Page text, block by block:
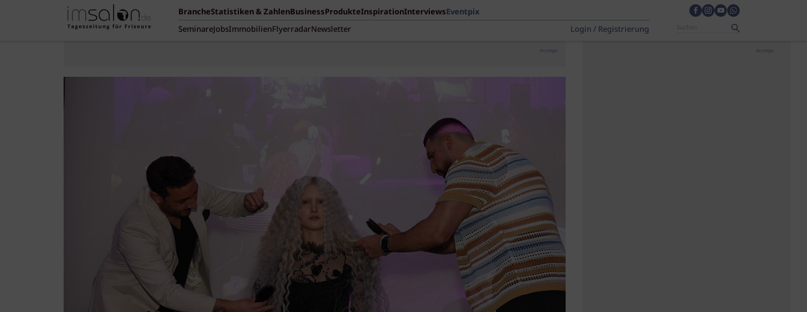
BrancheStatistiken & ZahlenBusinessProdukteInspirationInterviewsEventpix
SeminareJobsImmobilienFlyerradarNewsletter Login / Registrierung
Anzeige Anzeige